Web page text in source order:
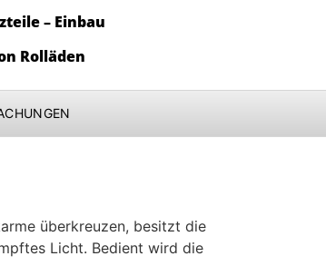
– Einbau
Rolläden
überkreuzen, besitzt die
Licht. Bedient wird die